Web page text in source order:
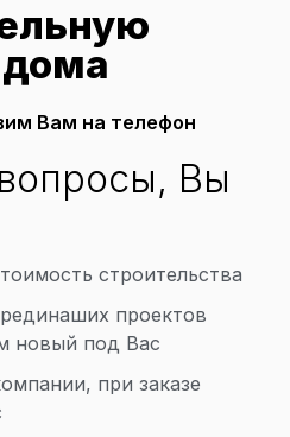
Вам на телефон
Вы
строительства
проектов
новый под Вас
при заказе